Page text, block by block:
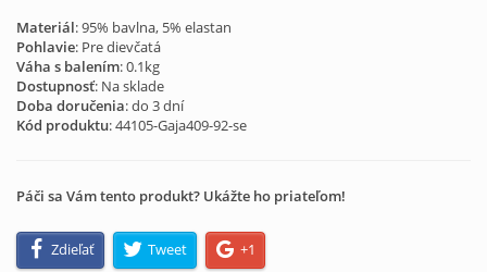
Materiál: 95% bavlna, 5% elastan
Pohlavie: Pre dievčatá
Váha s balením: 0.1kg
Dostupnosť: Na sklade
Doba doručenia: do 3 dní
Kód produktu:44105-Gaja409-92-se
Páči sa Vám tento produkt? Ukážte ho priateľom!
Zdieľať Tweet +1